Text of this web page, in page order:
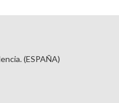
(ESPAÑA)